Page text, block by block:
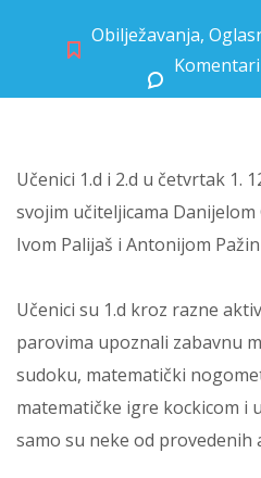
Obilježavanja,
Učenici 1.d i 2.d u četvrtak 1.
svojim učiteljicama Danijelom
Ivom Palijaš i Antonijom
Učenici su 1.d kroz razne
parovima upoznali zabavnu
sudoku, matematički
matematičke igre kockicom i
samo su neke od provedenih